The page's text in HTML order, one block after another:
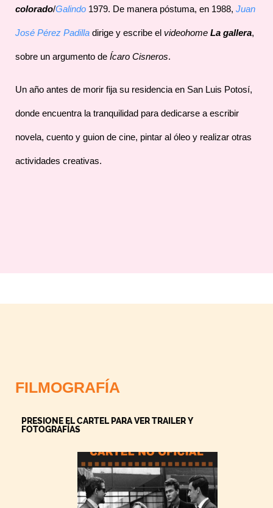
colorado/Galindo 1979. De manera póstuma, en 1988, Juan
José Pérez Padilla dirige y escribe el videohome La gallera,
sobre un argumento de Ícaro Cisneros.
Un año antes de morir fija su residencia en San Luis Potosí,
donde encuentra la tranquilidad para dedicarse a escribir
novela, cuento y guion de cine, pintar al óleo y realizar otras
actividades creativas.
FILMOGRAFÍA
PRESIONE EL CARTEL PARA VER TRAILER Y
FOTOGRAFÍAS